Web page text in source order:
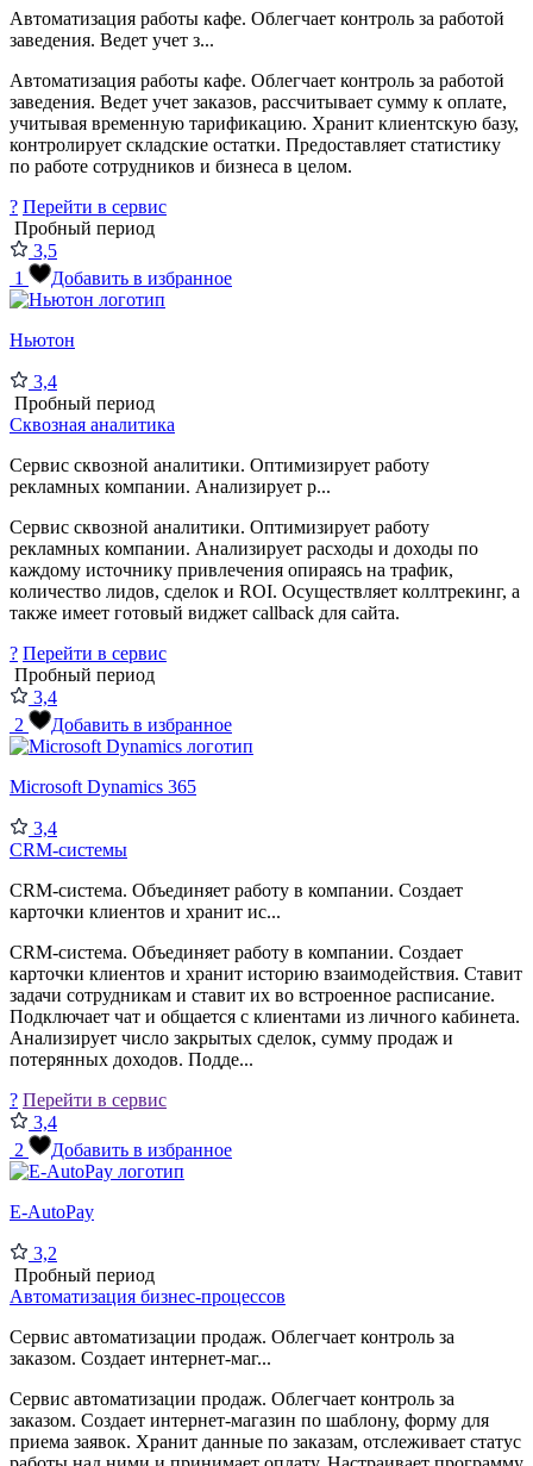
Автоматизация работы кафе. Облегчает контроль за работой
заведения. Ведет учет з...
Автоматизация работы кафе. Облегчает контроль за работой
заведения. Ведет учет заказов, рассчитывает сумму к оплате,
учитывая временную тарификацию. Хранит клиентскую базу,
контролирует складские остатки. Предоставляет статистику
по работе сотрудников и бизнеса в целом.
? Перейти в сервис
Пробный период
3,5
1
Добавить в избранное
Ньютон
3,4
Пробный период
Сквозная аналитика
Сервис сквозной аналитики. Оптимизирует работу
рекламных компании. Анализирует р...
Сервис сквозной аналитики. Оптимизирует работу
рекламных компании. Анализирует расходы и доходы по
каждому источнику привлечения опираясь на трафик,
количество лидов, сделок и ROI. Осуществляет коллтрекинг, а
также имеет готовый виджет callback для сайта.
? Перейти в сервис
Пробный период
3,4
2
Добавить в избранное
Microsoft Dynamics 365
3,4
CRM-системы
CRM-система. Объединяет работу в компании. Создает
карточки клиентов и хранит ис...
CRM-система. Объединяет работу в компании. Создает
карточки клиентов и хранит историю взаимодействия. Ставит
задачи сотрудникам и ставит их во встроенное расписание.
Подключает чат и общается с клиентами из личного кабинета.
Анализирует число закрытых сделок, сумму продаж и
потерянных доходов. Подде...
? Перейти в сервис
3,4
2
Добавить в избранное
E-AutoPay
3,2
Пробный период
Автоматизация бизнес-процессов
Сервис автоматизации продаж. Облегчает контроль за
заказом. Создает интернет-маг...
Сервис автоматизации продаж. Облегчает контроль за
заказом. Создает интернет-магазин по шаблону, форму для
приема заявок. Хранит данные по заказам, отслеживает статус